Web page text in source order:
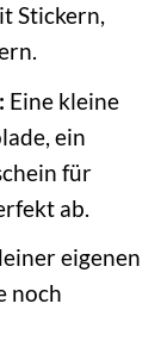
Stickern,
Eine kleine
ein
für
ab.
eigenen
noch